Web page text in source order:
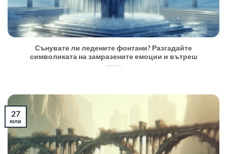
Сънувате ли ледените фонтани? Разгадайте
символиката на замразените емоции и вътреш
27
юли